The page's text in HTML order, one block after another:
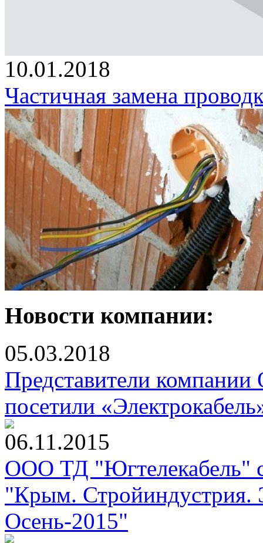
10.01.2018
Частичная замена
Новости компании:
05.03.2018
Представители
посетили
06.11.2015
ООО ТД "Югтелекабель"
"Крым. Стройиндустрия.
Осень-2015"